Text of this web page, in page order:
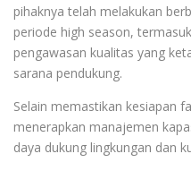
pihaknya telah melakukan
periode high season,
pengawasan kualitas yang
sarana pendukung.
Selain memastikan kesiapan
menerapkan manajemen
daya dukung lingkungan dan